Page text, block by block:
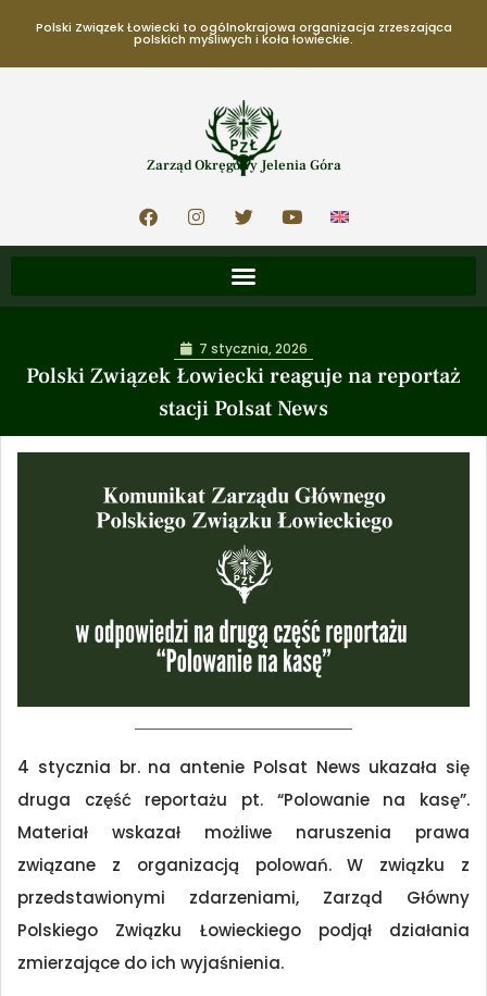
Polski Związek Łowiecki to ogólnokrajowa organizacja zrzeszająca
polskich myśliwych i koła łowieckie.
Zarząd Okręgowy Jelenia Góra
Polski Związek Łowiecki reaguje na reportaż
stacji Polsat News
7 stycznia, 2026
4 stycznia br. na antenie Polsat News ukazała się
druga część reportażu pt. “Polowanie na kasę”.
Materiał wskazał możliwe naruszenia prawa
związane z organizacją polowań. W związku z
przedstawionymi zdarzeniami, Zarząd Główny
Polskiego Związku Łowieckiego podjął działania
zmierzające do ich wyjaśnienia.